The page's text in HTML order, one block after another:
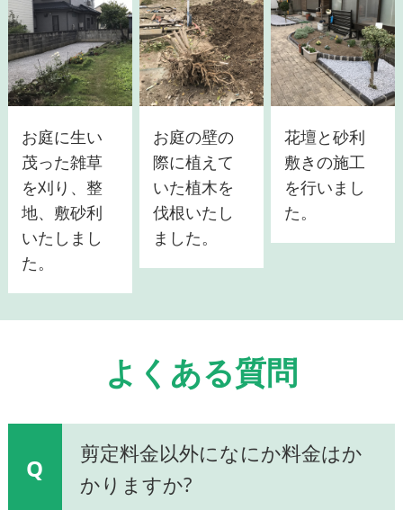
お庭に生い
茂った雑草
を刈り、整
地、敷砂利
いたしまし
た。
お庭の壁の
際に植えて
いた植木を
伐根いたし
ました。
花壇と砂利
敷きの施工
を行いまし
た。
よくある質問
Q
剪定料金以外になにか料金はか
かりますか?